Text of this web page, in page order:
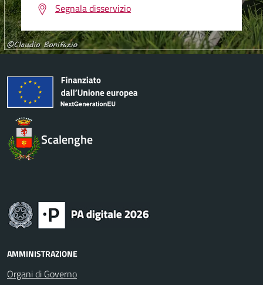
Segnala disservizio
Scalenghe
AMMINISTRAZIONE
Organi di Governo